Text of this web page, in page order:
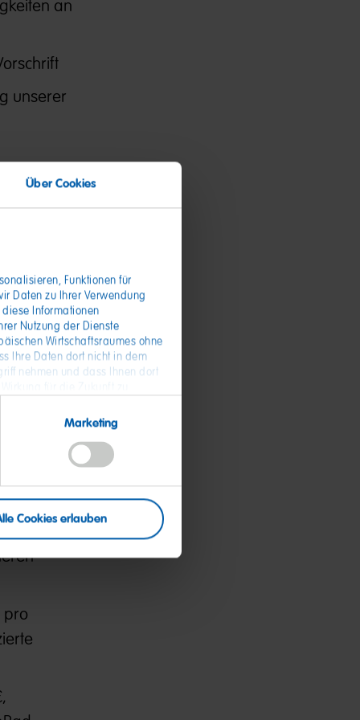
Über Cookies
Funktionen für
Daten zu Ihrer Verwendung
Informationen
Nutzung der Dienste
Wirtschaftsraumes ohne
Ihre Daten dort nicht in dem
nehmen und dass Ihnen dort
Marketing
Cookies erlauben
an
unserer
Ihres
pro